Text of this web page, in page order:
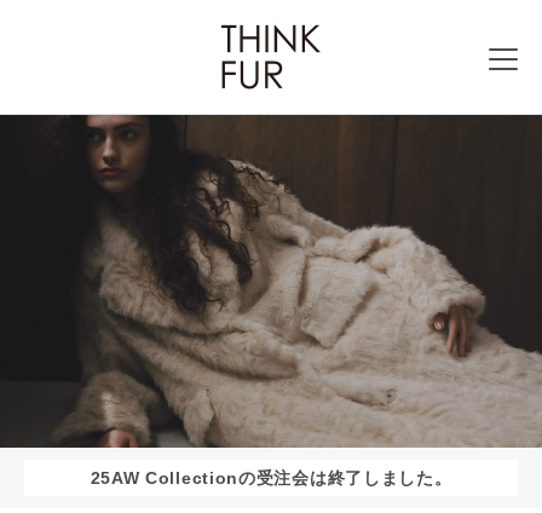
25AW Collectionの受注会は終了しました。